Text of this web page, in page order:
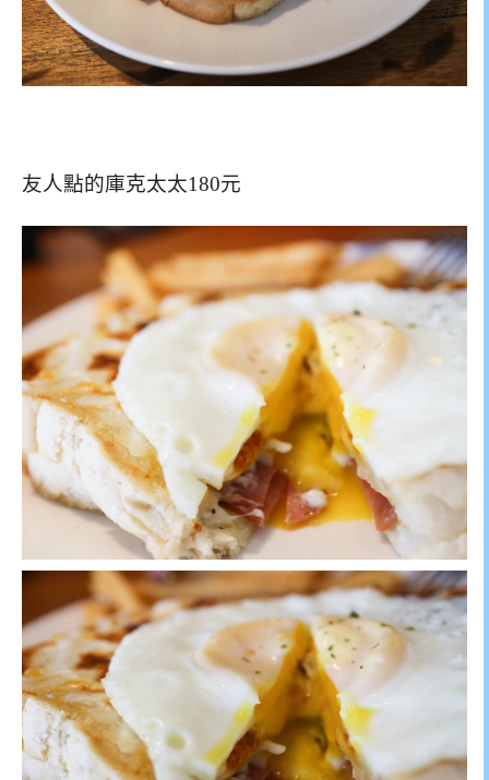
友人點的庫克太太180元